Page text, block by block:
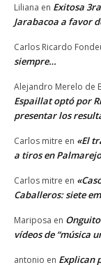
Liliana en Exitosa
Jarabacoa a favor
Carlos Ricardo
siempre…
Alejandro Merelo de
Espaillat optó por
presentar los
Carlos mitre en «El
a tiros en
Carlos mitre en
Caballeros: siete
Mariposa en
vídeos de “música
antonio en Explican